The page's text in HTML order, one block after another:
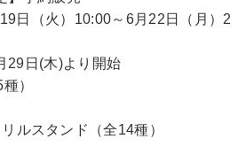
日（火）10:00～6月22日（月）2
29日(木)より開始
）
ルスタンド（全14種）